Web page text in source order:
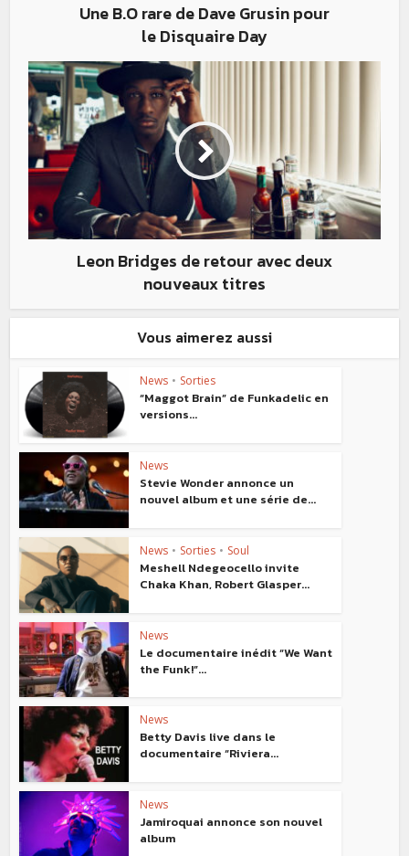
Une B.O rare de Dave Grusin pour
le Disquaire Day
Leon Bridges de retour avec deux
nouveaux titres
Vous aimerez aussi
News • Sorties
“Maggot Brain” de Funkadelic en
versions...
News
Stevie Wonder annonce un
nouvel album et une série de...
News • Sorties • Soul
Meshell Ndegeocello invite
Chaka Khan, Robert Glasper...
News
Le documentaire inédit “We Want
the Funk!”...
News
Betty Davis live dans le
documentaire “Riviera...
News
Jamiroquai annonce son nouvel
album